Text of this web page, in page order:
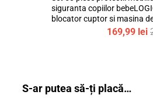
siguranta copiilor
blocator cuptor si masina
flexibile si fixe, protectii
169,99 lei
S-ar putea să-ți placă…